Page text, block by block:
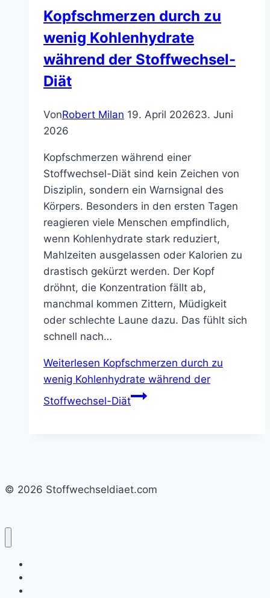
Kopfschmerzen durch zu
wenig Kohlenhydrate
während der Stoffwechsel-
Diät
VonRobert Milan 19. April 202623. Juni
2026
Kopfschmerzen während einer
Stoffwechsel-Diät sind kein Zeichen von
Disziplin, sondern ein Warnsignal des
Körpers. Besonders in den ersten Tagen
reagieren viele Menschen empfindlich,
wenn Kohlenhydrate stark reduziert,
Mahlzeiten ausgelassen oder Kalorien zu
drastisch gekürzt werden. Der Kopf
dröhnt, die Konzentration fällt ab,
manchmal kommen Zittern, Müdigkeit
oder schlechte Laune dazu. Das fühlt sich
schnell nach…
Weiterlesen Kopfschmerzen durch zu
wenig Kohlenhydrate während der
Stoffwechsel-Diät
© 2026 Stoffwechseldiaet.com